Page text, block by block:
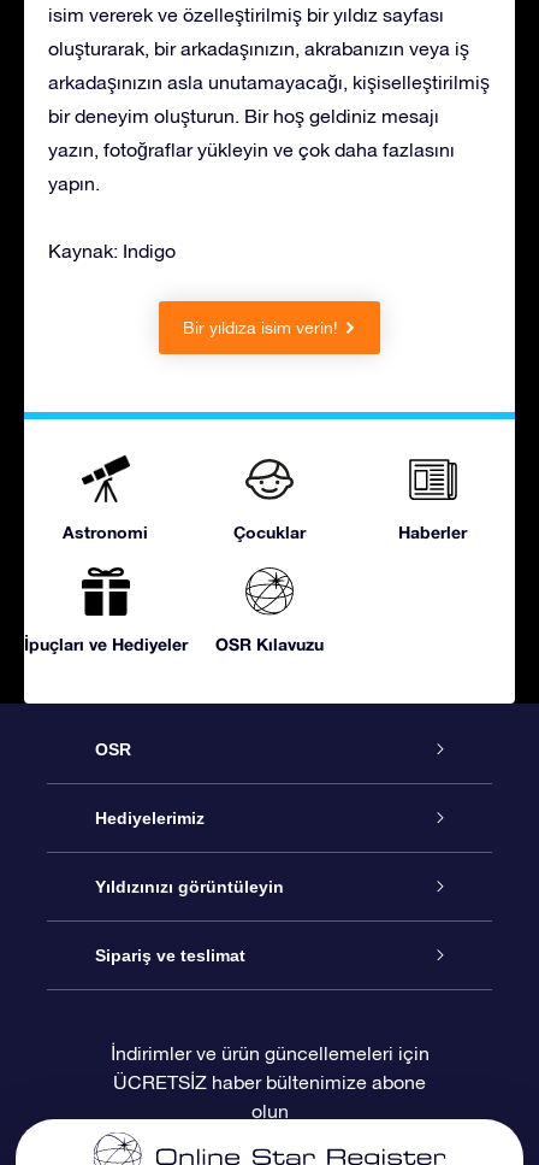
isim vererek ve özelleştirilmiş bir yıldız sayfası
oluşturarak, bir arkadaşınızın, akrabanızın veya iş
arkadaşınızın asla unutamayacağı, kişiselleştirilmiş
bir deneyim oluşturun. Bir hoş geldiniz mesajı
yazın, fotoğraflar yükleyin ve çok daha fazlasını
yapın.
Kaynak: Indigo
Bir yıldıza isim verin!
Astronomi Çocuklar Haberler
İpuçları ve Hediyeler OSR Kılavuzu
OSR
Hizmet
İletişim
Blogu
Değerlendirmeler
Hediyelerimiz
Çevrimiçi Yıldız Hediyesi
OSR Hediye Paketi
OSR Hediye Kartı
Kurumsal hediyeler
Yıldızınızı görüntüleyin
Star Register
Kişiselleştirilmiş Yıldız Sayfası
Bir Milyon Yıldız
Sipariş ve teslimat
Ödeme bilgileri
Sevkiyat bilgileri
İndirimler ve ürün güncellemeleri için
ÜCRETSİZ haber bültenimize abone
olun